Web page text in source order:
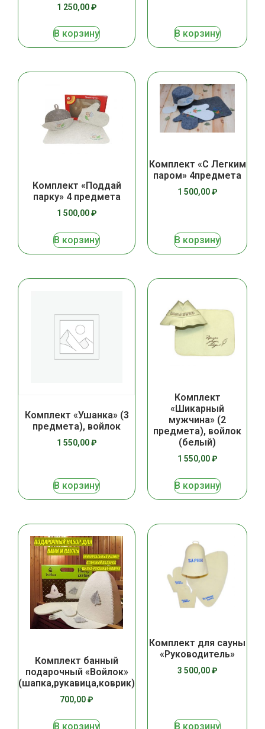
1 250,00₽
В корзину В корзину
Комплект «Поддай
парку» 4 предмета
1 500,00₽
В корзину
Комплект «С Легким
паром» 4предмета
1 500,00₽
В корзину
Комплект «Ушанка» (3
предмета), войлок
1 550,00₽
В корзину
Комплект
«Шикарный
мужчина» (2
предмета), войлок
(белый)
1 550,00₽
В корзину
Комплект банный
подарочный «Войлок»
(шапка,рукавица,коврик)
700,00₽
В корзину
Комплект для сауны
«Руководитель»
3 500,00₽
В корзину